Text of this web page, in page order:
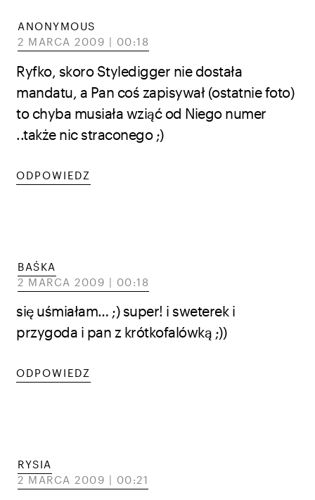
ANONYMOUS
2 MARCA 2009 | 00:18
Ryfko, skoro Styledigger nie dostała
mandatu, a Pan coś zapisywał (ostatnie foto)
to chyba musiała wziąć od Niego numer
..także nic straconego ;)
ODPOWIEDZ
BAŚKA
2 MARCA 2009 | 00:18
się uśmiałam… ;) super! i sweterek i
przygoda i pan z krótkofalówką ;))
ODPOWIEDZ
RYSIA
2 MARCA 2009 | 00:21